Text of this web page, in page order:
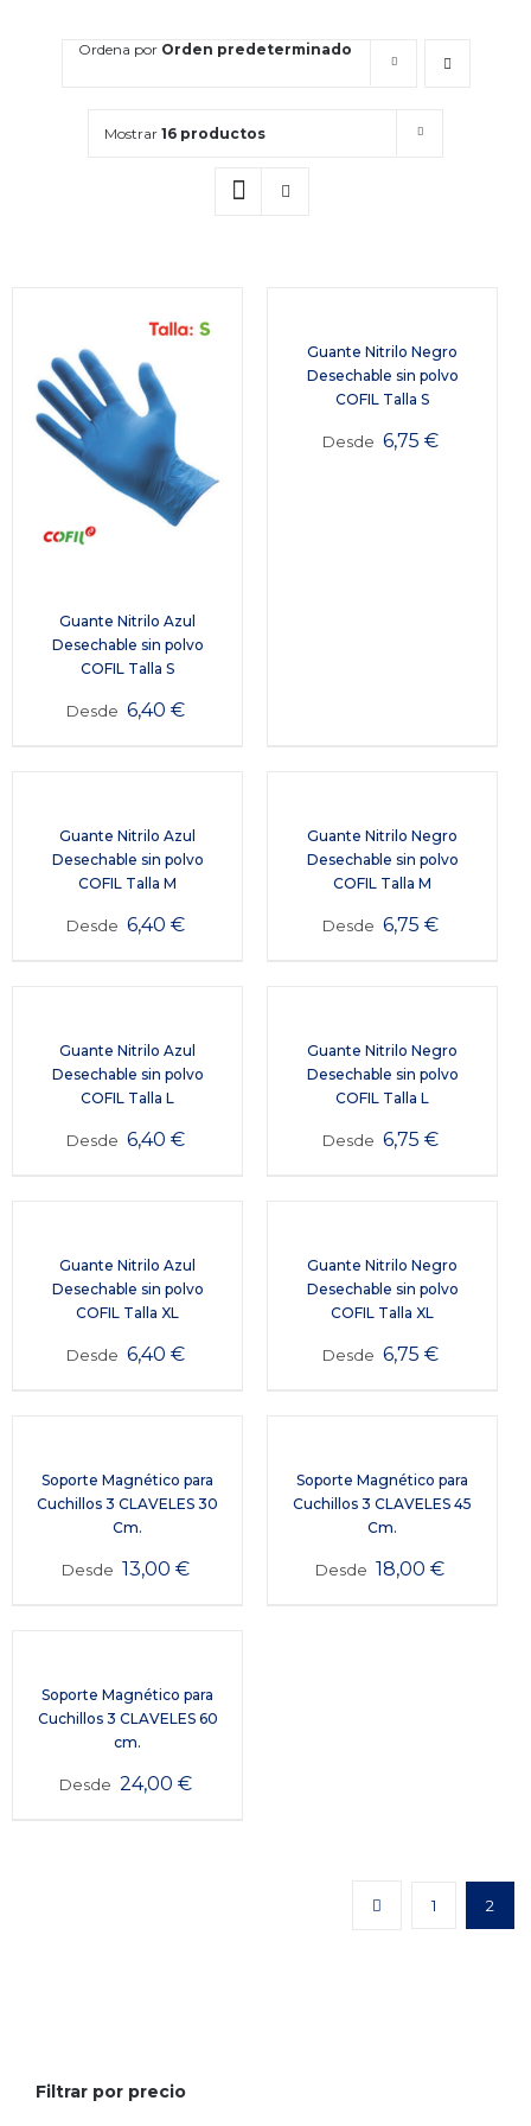
Ordena por Orden predeterminado
Mostrar 16 productos
Guante Nitrilo Azul
Desechable sin polvo
COFIL Talla S
Desde 6,40 €
Guante Nitrilo Negro
Desechable sin polvo
COFIL Talla S
Desde 6,75 €
Guante Nitrilo Azul
Desechable sin polvo
COFIL Talla M
Desde 6,40 €
Guante Nitrilo Negro
Desechable sin polvo
COFIL Talla M
Desde 6,75 €
Guante Nitrilo Azul
Desechable sin polvo
COFIL Talla L
Desde 6,40 €
Guante Nitrilo Negro
Desechable sin polvo
COFIL Talla L
Desde 6,75 €
Guante Nitrilo Azul
Desechable sin polvo
COFIL Talla XL
Desde 6,40 €
Guante Nitrilo Negro
Desechable sin polvo
COFIL Talla XL
Desde 6,75 €
Soporte Magnético para
Cuchillos 3 CLAVELES 30
Cm.
Desde 13,00 €
Soporte Magnético para
Cuchillos 3 CLAVELES 45
Cm.
Desde 18,00€
Soporte Magnético para
Cuchillos 3 CLAVELES 60
cm.
Desde 24,00 €
1 2
Filtrar por precio